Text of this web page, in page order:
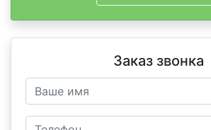
Заказ звонка